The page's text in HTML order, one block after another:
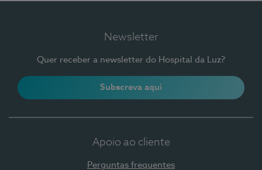
Newsletter
Quer receber a newsletter do Hospital da Luz?
Subscreva aqui
Apoio ao cliente
Perguntas frequentes